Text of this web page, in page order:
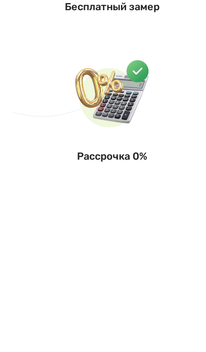
Бесплатный замер
Рассрочка 0%